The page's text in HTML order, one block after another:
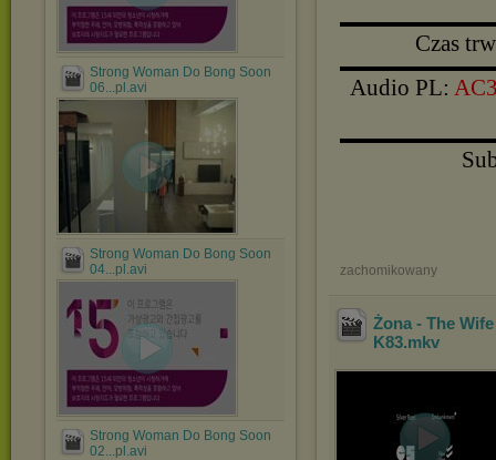
Strong Woman Do Bong Soon
06...pl.avi
Strong Woman Do Bong Soon
04...pl.avi
Strong Woman Do Bong Soon
02...pl.avi
Czas
Audio PL:
zachomikowany
Żona - The
K83.mkv